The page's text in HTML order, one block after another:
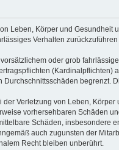
Leben, Körper und
Verhalten
oder grob
begrenzt.
Verletzung von Leben,
vorhersehbaren Schäden
Schäden, insbesondere
auch zugunsten der
Recht bleiben unberührt.